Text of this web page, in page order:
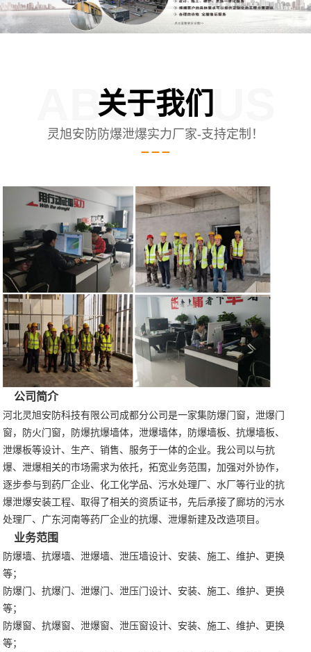
关于我们
ABOUT US
灵旭安防防爆泄爆实力厂家-支持定制！
公司简介
河北灵旭安防科技有限公司成都分公司是一家集防爆门窗，泄爆门
窗，防火门窗，防爆抗爆墙体，泄爆墙体，防爆墙板、抗爆墙板、
泄爆板等设计、生产、销售、服务于一体的企业。我公司以与抗
爆、泄爆相关的市场需求为依托，拓宽业务范围，加强对外协作，
逐步参与到药厂企业、化工化学品、污水处理厂、水厂等行业的抗
爆泄爆安装工程、取得了相关的资质证书，先后承接了廊坊的污水
处理厂、广东河南等药厂企业的抗爆、泄爆新建及改造项目。
业务范围
防爆墙、抗爆墙、泄爆墙、泄压墙设计、安装、施工、维护、更换
等；
防爆门、抗爆门、泄爆门、泄压门设计、安装、施工、维护、更换
等；
防爆窗、抗爆窗、泄爆窗、泄压窗设计、安装、施工、维护、更换
等；